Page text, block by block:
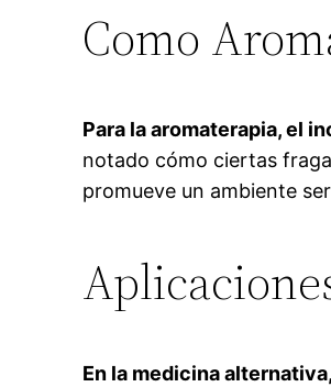
Como
Para la aromaterapia, el
notado cómo ciertas
promueve un ambiente
En la medicina